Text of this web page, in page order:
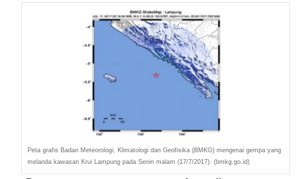
Peta grafis Badan Meteorologi, Klimatologi dan Geofisika (BMKG) mengenai gempa yang
melanda kawasan Krui Lampung pada Senin malam (17/7/2017). (bmkg.go.id)